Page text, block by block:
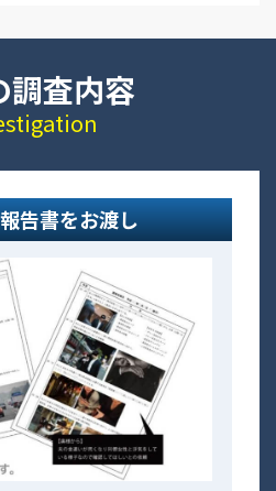
調査内容
告書をお渡し